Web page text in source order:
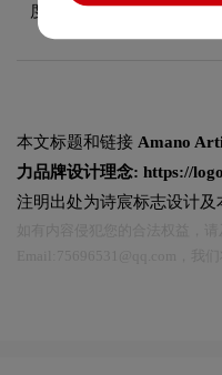
度。
本文标题和链接 Amano
力品牌设计理念: https://
注明出处为诗宸标志设计及